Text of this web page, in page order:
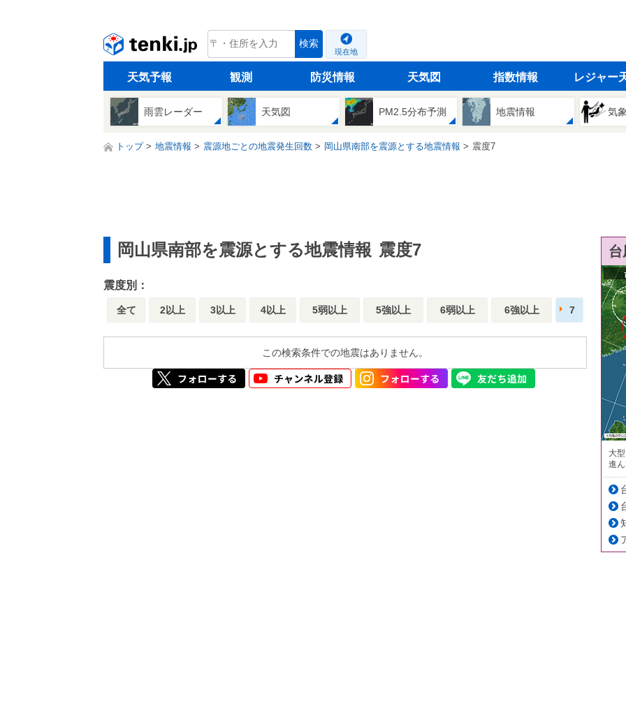
tenki.jp 検索
現在地
天気予報 観測 防災情報 天気図 指数情報 レジャー
雨雲レーダー 天気図 PM2.5分布予測 地震情報 気
トップ 地震情報 震源地ごとの地震発生回数 岡山県南部を震源とする地震情報 震度7
岡山県南部を震源とする地震情報 震度7
震度別：
全て 2以上 3以上 4以上 5弱以上 5強以上 6弱以上 6強以上 7
この検索条件での地震はありません。
大
進